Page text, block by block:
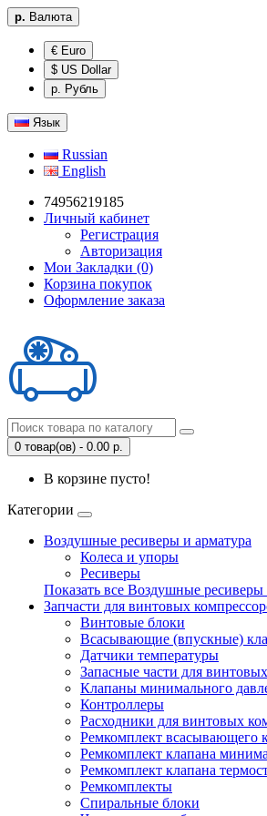
р. Валюта
€ Euro
$ US Dollar
р. Рубль
Язык
Russian
English
74956219185
Личный кабинет
Регистрация
Авторизация
Мои Закладки (0)
Корзина покупок
Оформление заказа
0 товар(ов) - 0.00 р.
В корзине пусто!
Категории
Воздушные ресиверы и арматура
Колеса и упоры
Ресиверы
Показать все Воздушные ресиверы
Запчасти для винтовых
Винтовые блоки
Всасывающие (впускные)
Датчики температуры
Запасные части для
Клапаны минимального
Контроллеры
Расходники для винтовых
Ремкомплект всасывающего
Ремкомплект клапана
Ремкомплект клапана
Ремкомплекты
Спиральные блоки